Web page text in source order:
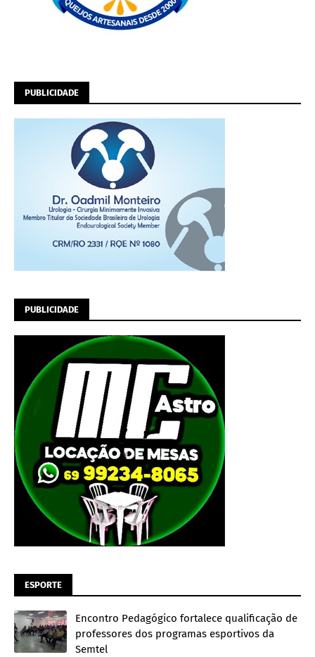
PUBLICIDADE
PUBLICIDADE
ESPORTE
Encontro Pedagógico fortalece qualificação de
professores dos programas esportivos da
Semtel